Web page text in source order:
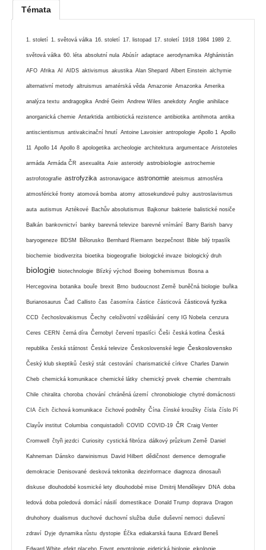
Témata
1. století 1. světová válka 16. století 17. listopad 17. století 1918 1984 1989 2.
světová válka 60. léta absolutní nula Abúsír adaptace aerodynamika Afghánistán
AFO Afrika AI AIDS aktivismus akustika Alan Shepard Albert Einstein alchymie
alternativní metody altruismus amatérská věda Amazonie Amazonka Amerika
analýza textu andragogika André Geim Andrew Wiles anekdoty Anglie anihilace
anorganická chemie Antarktida antibiotická rezistence antibiotika antihmota antika
antiscientismus antivakcinační hnutí Antoine Lavoisier antropologie Apollo 1 Apollo
11 Apollo 14 Apollo 8 apologetika archeologie architektura argumentace Aristoteles
armáda Armáda ČR asexualita Asie asteroidy astrobiologie astrochemie
astrofotografie astrofyzika astronavigace astronomie ateismus atmosféra
atmosférické fronty atomová bomba atomy attosekundové pulsy austroslavismus
auta autismus Aztékové Bachův absolutismus Bajkonur bakterie balistické nosiče
Balkán bankovnictví banky barevná televize barevné vnímání Barry Barish barvy
baryogeneze BDSM Bělorusko Bernhard Riemann bezpečnost Bible bilý trpaslík
biochemie biodiverzita bioetika biogeografie biologické invaze biologický druh
biologie biotechnologie Blízký východ Boeing bohemismus Bosna a
Hercegovina botanika bouře brexit Brno budoucnost Země buněčná biologie buňka
Burianosaurus Čad Callisto čas časomíra částice částicová částicová fyzika
CCD čechoslovakismus Čechy celoživotní vzdělávání ceny IG Nobela cenzura
Ceres CERN černá díra Černobyl červení trpaslíci Češi česká kotlina Česká
republika česká státnost Česká televize Československé legie Československo
Český klub skeptiků český stát cestování charismatické církve Charles Darwin
Cheb chemická komunikace chemické látky chemický prvek chemie chemtrails
Chile chiralita choroba chování chráněná území chronobiologie chytré domácnosti
CIA čich čichová komunikace čichové podněty Čína čínské kroužky čísla číslo Pí
Clayův institut Columbia conquistadoři COVID COVID-19 ČR Craig Venter
Cromwell čtyři jezdci Curiosity cystická fibróza dálkový průzkum Země Daniel
Kahneman Dánsko darwinismus David Hilbert dědičnost demence demografie
demokracie Denisované desková tektonika dezinformace diagnoza dinosauři
diskuse dlouhodobé kosmické lety dlouhodobé mise Dmitrij Mendělejev DNA doba
ledová doba poledová domácí násilí domestikace Donald Trump doprava Dragon
druhohory dualismus duchové duchovní služba duše duševní nemoci duševní
zdraví Dyje dynamika růstu dystopie Éčka ediakarská fauna Edvard Beneš
Edward White efekt placebo Egypt egyptologie eidetická biologie ekologie